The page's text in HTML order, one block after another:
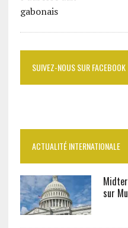
SUIVEZ-NOUS SUR FACEBOOK
ACTUALITÉ INTERNATIONALE
sur